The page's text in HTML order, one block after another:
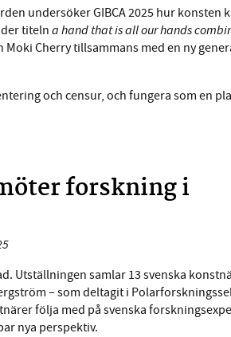
undersöker GIBCA 2025 hur konsten
titeln a hand that is all our hands
Cherry tillsammans med en ny
och censur, och fungera som en
forskning i
Utställningen samlar 13 svenska
– som deltagit i
följa med på svenska
nya perspektiv.